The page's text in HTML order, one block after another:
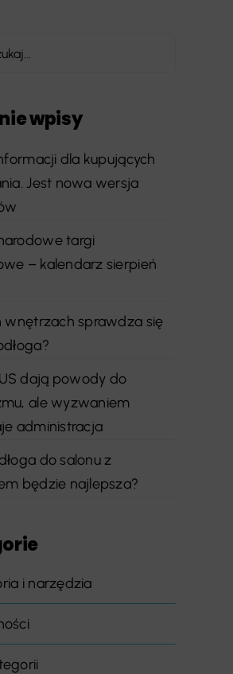
wpisy
dla kupujących
Jest nowa wersja
targi
– kalendarz sierpień
wnętrzach sprawdza się
dają powody do
ale wyzwaniem
administracja
do salonu z
będzie najlepsza?
i narzędzia